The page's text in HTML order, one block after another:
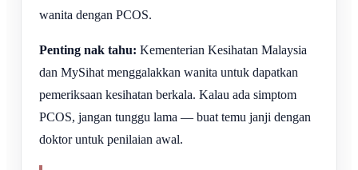
wanita dengan PCOS.
Penting nak tahu: Kementerian Kesihatan Malaysia
dan MySihat menggalakkan wanita untuk dapatkan
pemeriksaan kesihatan berkala. Kalau ada simptom
PCOS, jangan tunggu lama — buat temu janji dengan
doktor untuk penilaian awal.